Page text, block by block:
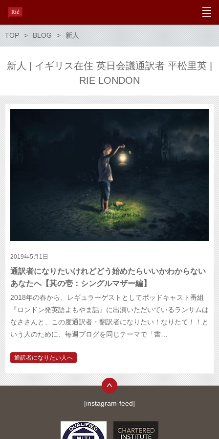
TOP BLOG 新人
新人 | イギリス在住 英日会議通訳者 平松里英 |
RIE LONDON
2019年5月1日
通訳者になりたいけれどどう始めたらいいかわからない
あなたへ【其の壱：シングルマザー編】
2018年の春から、レギュラーゲストとしてポッドキャスト番組
『ロンドン発英語よもやま話』に出演いただいているランサムは
なささんと、この度通訳者・翻訳者になりたい！なりたて！！と
いう人のために、毎週ブログを同じテーマで「書…
通訳者になりたい人へ
[instagram-feed]